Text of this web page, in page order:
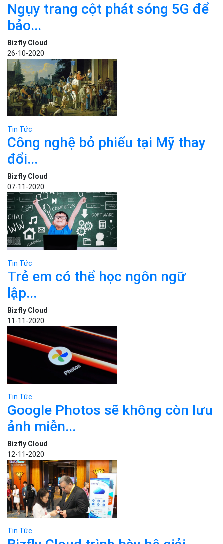
Ngụy trang cột phát sóng 5G để
bảo...
Bizfly Cloud
26-10-2020
Tin Tức
Công nghệ bỏ phiếu tại Mỹ thay
đổi...
Bizfly Cloud
07-11-2020
Tin Tức
Trẻ em có thể học ngôn ngữ
lập...
Bizfly Cloud
11-11-2020
Tin Tức
Google Photos sẽ không còn lưu
ảnh miễn...
Bizfly Cloud
12-11-2020
Tin Tức